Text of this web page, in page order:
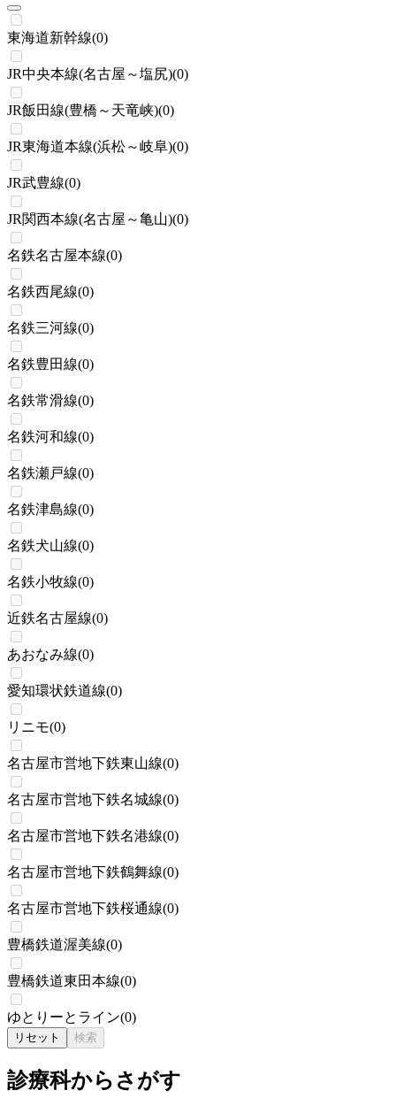
東海道新幹線(0)
JR中央本線(名古屋～塩尻)(0)
JR飯田線(豊橋～天竜峡)(0)
JR東海道本線(浜松～岐阜)(0)
JR武豊線(0)
JR関西本線(名古屋～亀山)(0)
名鉄名古屋本線(0)
名鉄西尾線(0)
名鉄三河線(0)
名鉄豊田線(0)
名鉄常滑線(0)
名鉄河和線(0)
名鉄瀬戸線(0)
名鉄津島線(0)
名鉄犬山線(0)
名鉄小牧線(0)
近鉄名古屋線(0)
あおなみ線(0)
愛知環状鉄道線(0)
リニモ(0)
名古屋市営地下鉄東山線(0)
名古屋市営地下鉄名城線(0)
名古屋市営地下鉄名港線(0)
名古屋市営地下鉄鶴舞線(0)
名古屋市営地下鉄桜通線(0)
豊橋鉄道渥美線(0)
豊橋鉄道東田本線(0)
ゆとりーとライン(0)
リセット 検索
診療科からさがす